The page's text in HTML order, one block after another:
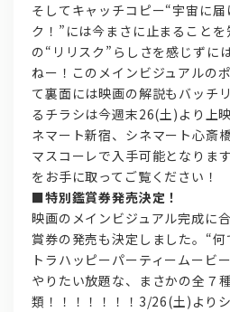
そしてキャッチコピー“宇宙に届
ク！”には今まさに止まること
の“リリスク”らしさを感じずに
ねー！このメインビジュアルの
て裏面には映画の解説もバッチ
るチラシは今週末26(土)より上
ネマート新宿、シネマート心斎
マスコーレで入手可能となりま
をお手に取ってご覧ください！
■特別鑑賞券発売決定！
映画のメインビジュアル完成に
賞券の発売も決定しました。“
トラハッピーパーティームービ
やりたい放題な、まさかの全７
類！！！！！！！3/26(土)より